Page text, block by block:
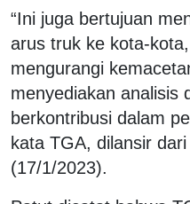
“Ini juga bertujuan
arus truk ke kota-
mengurangi
menyediakan analisis
berkontribusi dalam
kata TGA, dilansir dari
(17/1/2023).